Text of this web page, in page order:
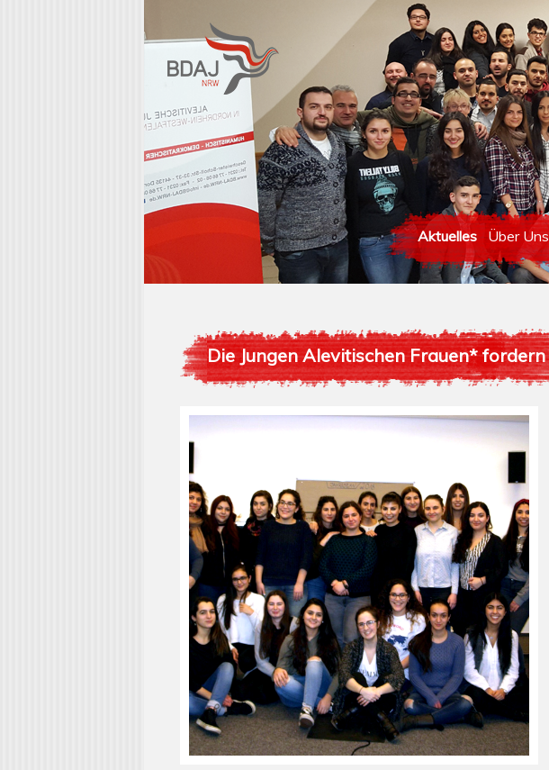
Aktuelles Über Uns
Die Jungen Alevitischen Frauen* fordern